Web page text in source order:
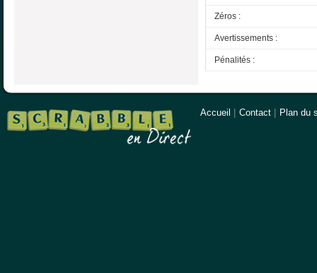
Zéros :
Avertissements :
Pénalités :
Accueil Contact Plan du